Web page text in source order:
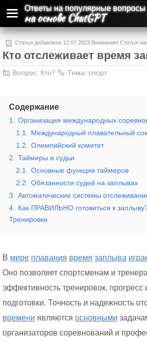
Ответы на популярные
на основе ChatGPT
Статья добавлена 12.07.2023 Внимание! Статья
и может содержать ошибки и неточности.
Кто отслеживает время
Вопрос: Кто? Тема: спорт
Содержание
1.
Организация международных
1.1.
Международный плавательный
1.2.
Олимпийский комитет
2.
Таймеры и судьи
2.1.
Основные функции таймеров
2.2.
Обязанности судей на заплывах
3.
Автоматические системы
4.
Как ПРАВИЛЬНО готовиться к
Тренировки
В мире плавания время заплыва
Оно позволяет спортсменам и
эффективность тренировок, прогресс
подготовки. Точность и надежность
времени являются основными
организаторов соревнований и